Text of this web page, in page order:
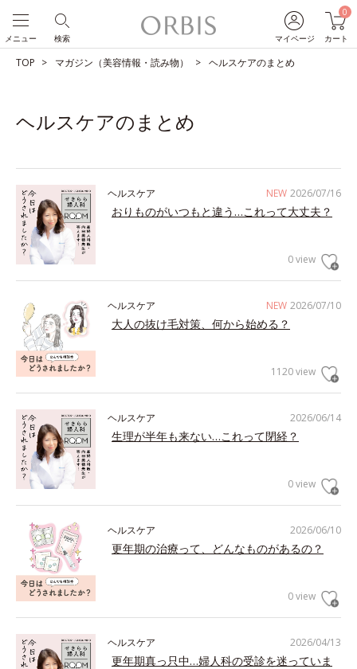
マイページ
0
カート
検索
メニュー
TOP マガジン（美容情報・読み物） ヘルスケアのまとめ
ヘルスケアのまとめ
NEW 2026/07/16
ヘルスケア
おりものがいつもと違う…これって大丈夫？
0 view
NEW 2026/07/10
ヘルスケア
大人の抜け毛対策、何から始める？
1120 view
2026/06/14
ヘルスケア
生理が半年も来ない…これって閉経？
0 view
2026/06/10
ヘルスケア
更年期の治療って、どんなものがあるの？
0 view
2026/04/13
ヘルスケア
更年期真っ只中…婦人科の受診を迷っていま